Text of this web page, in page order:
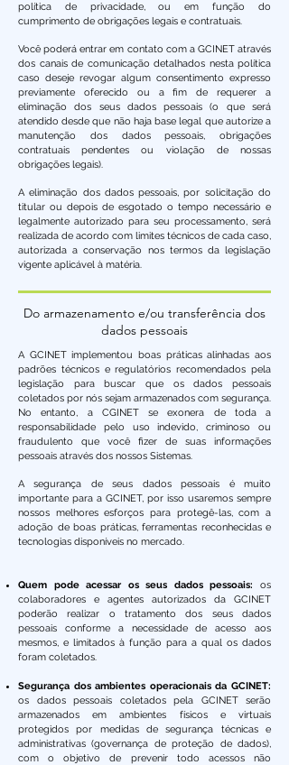
política de privacidade, ou em função do
cumprimento de obrigações legais e contratuais.
Você poderá entrar em contato com a GCINET através
dos canais de comunicação detalhados nesta política
caso deseje revogar algum consentimento expresso
previamente oferecido ou a fim de requerer a
eliminação dos seus dados pessoais (o que será
atendido desde que não haja base legal que autorize a
manutenção dos dados pessoais, obrigações
contratuais pendentes ou violação de nossas
obrigações legais).
A eliminação dos dados pessoais, por solicitação do
titular ou depois de esgotado o tempo necessário e
legalmente autorizado para seu processamento, será
realizada de acordo com limites técnicos de cada caso,
autorizada a conservação nos termos da legislação
vigente aplicável à matéria.
Do armazenamento e/ou transferência dos
dados pessoais
A GCINET implementou boas práticas alinhadas aos
padrões técnicos e regulatórios recomendados pela
legislação para buscar que os dados pessoais
coletados por nós sejam armazenados com segurança.
No entanto, a CGINET se exonera de toda a
responsabilidade pelo uso indevido, criminoso ou
fraudulento que você fizer de suas informações
pessoais através dos nossos Sistemas.
A segurança de seus dados pessoais é muito
importante para a GCINET, por isso usaremos sempre
nossos melhores esforços para protegê-las, com a
adoção de boas práticas, ferramentas reconhecidas e
tecnologias disponíveis no mercado.
Quem pode acessar os seus dados pessoais:
os
colaboradores e agentes autorizados da GCINET
poderão realizar o tratamento dos seus dados
pessoais conforme a necessidade de acesso aos
mesmos, e limitados à função para a qual os dados
foram coletados.
Segurança dos ambientes operacionais da GCINET:
os dados pessoais coletados pela GCINET serão
armazenados em ambientes físicos e virtuais
protegidos por medidas de segurança técnicas e
administrativas (governança de proteção de dados),
com o objetivo de prevenir todo acessos não